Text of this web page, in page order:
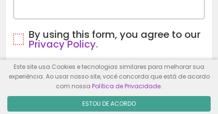
By using this form, you agree to our
Privacy Policy.
Este site usa Cookies e tecnologias similares para melhorar sua
experiência. Ao usar nosso site, você concorda que está de acordo
com nossa Política de Privacidade.
ESTOU DE ACORDO